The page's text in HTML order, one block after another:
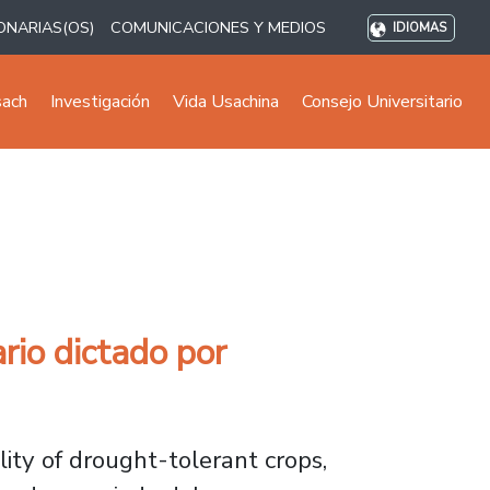
COMUNICACIONES Y MEDIOS IDIOMAS
Investigación Vida Usachina Consejo Universitario
dictado por
of drought-tolerant crops,